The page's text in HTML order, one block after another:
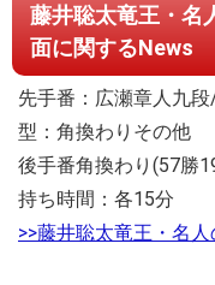
藤井聡太竜王・名
面に関するNews
先手番：広瀬章人九
型：角換わりその他
後手番角換わり(57勝
持ち時間：各15分
>>藤井聡太竜王・名